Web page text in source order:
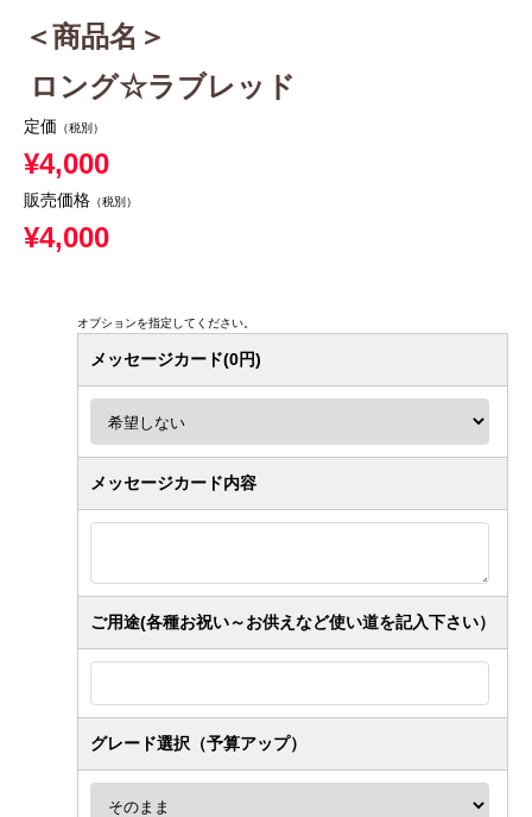
＜商品名＞
ロング☆ラブレッド
定価 （税別）
¥4,000
販売価格 （税別）
¥4,000
オプションを指定してください。
メッセージカード(0円)
メッセージカード内容
ご用途(各種お祝い～お供えなど使い道を記入下さい）
グレード選択（予算アップ）